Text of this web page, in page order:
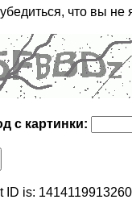
что вы не
с картинки:
ID is: